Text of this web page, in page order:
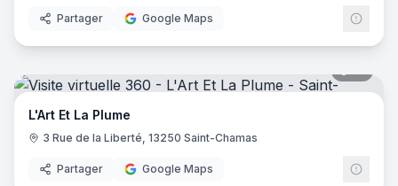
Partager Google Maps
L'Art Et La Plume
3 Rue de la Liberté, 13250 Saint-Chamas
Partager Google Maps
18